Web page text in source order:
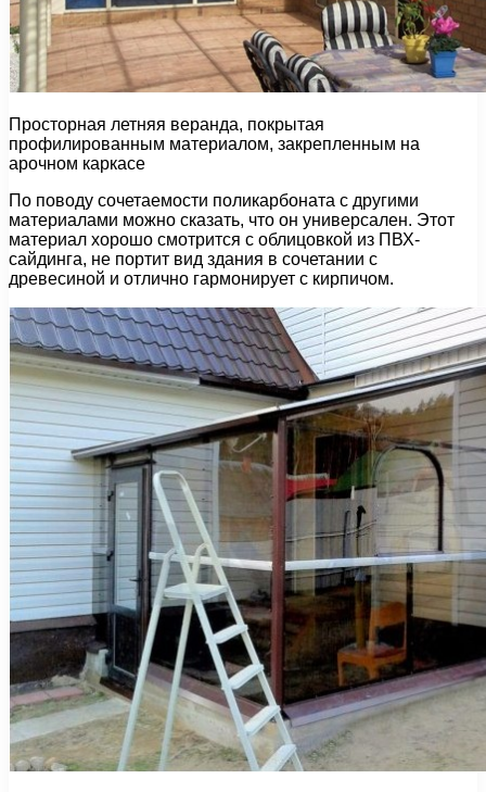
Просторная летняя веранда, покрытая
профилированным материалом, закрепленным на
арочном каркасе
По поводу сочетаемости поликарбоната с другими
материалами можно сказать, что он универсален. Этот
материал хорошо смотрится с облицовкой из ПВХ-
сайдинга, не портит вид здания в сочетании с
древесиной и отлично гармонирует с кирпичом.